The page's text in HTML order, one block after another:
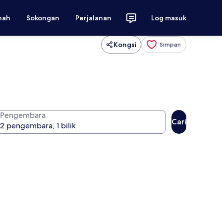
Sokongan Perjalanan Log masuk
Kongsi Simpan
Pengembara
Cari